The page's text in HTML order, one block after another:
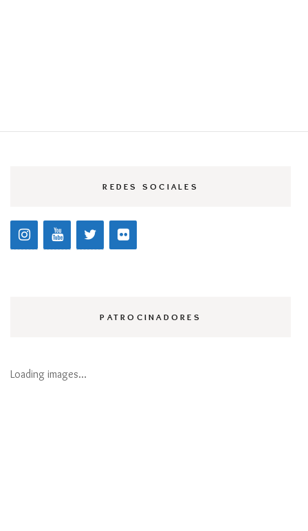
REDES SOCIALES
PATROCINADORES
Loading images…